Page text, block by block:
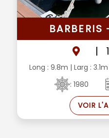
|
Long : 9.8m | Larg : 3.1m
: 1980
VOIR